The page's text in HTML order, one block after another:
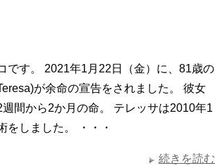
です。 2021年1月22日（金）に、81歳の
が余命の宣告をされました。 彼女
間から2か月の命。 テレッサは2010年1
をしました。 ・・・
続きを読む